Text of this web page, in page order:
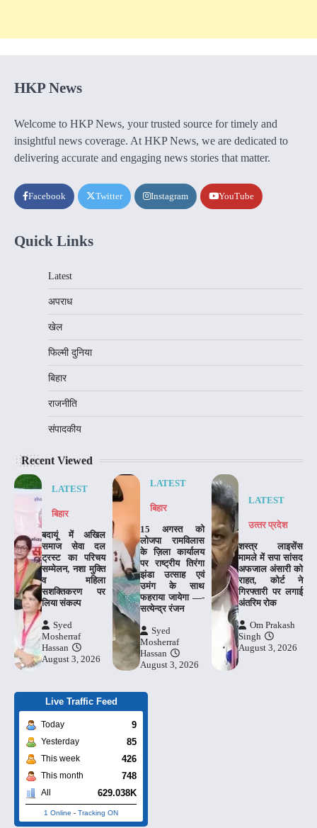
HKP News
Welcome to HKP News, your trusted source for timely and
insightful news coverage. At HKP News, we are dedicated to
delivering accurate and engaging news stories that matter.
Facebook Twitter Instagram YouTube
Quick Links
Latest
अपराध
खेल
फिल्मी दुनिया
बिहार
राजनीति
संपादकीय
Recent Viewed
LATEST
बिहार
बदायूं में अखिल
समाज सेवा दल
ट्रस्ट का परिचय
सम्मेलन, नशा मुक्ति
व महिला
सशक्तिकरण पर
लिया संकल्प
Syed
Mosherraf
Hassan
August 3, 2026
LATEST
बिहार
15 अगस्त को
लोजपा रामविलास
के ज़िला कार्यालय
पर राष्ट्रीय तिरंगा
झंडा उत्साह एवं
उमंग के साथ
फहराया जायेगा —-
सत्येन्द्र रंजन
Syed
Mosherraf
Hassan
August 3, 2026
LATEST
उत्‍तर प्रदेश
शस्त्र लाइसेंस
मामले में सपा सांसद
अफजाल अंसारी को
राहत, कोर्ट ने
गिरफ्तारी पर लगाई
अंतरिम रोक
Om Prakash
Singh
August 3, 2026
Live Traffic Feed
Today 9
Yesterday 85
This week 426
This month 748
All 629.038K
1 Online - Tracking ON